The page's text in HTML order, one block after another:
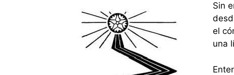
Sin
el
una